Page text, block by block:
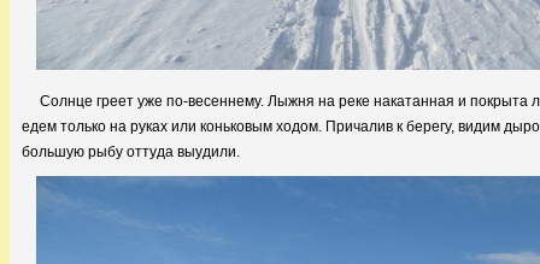
Солнце греет уже по-весеннему. Лыжня на реке накатанная и покрыта
едем только на руках или коньковым ходом. Причалив к берегу, видим
большую рыбу оттуда выудили.